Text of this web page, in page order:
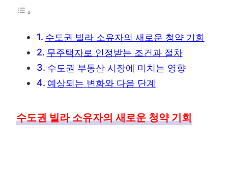
수도권 빌라 소유자의 새로운 청약 기회
무주택자로 인정받는 조건과 절차
수도권 부동산 시장에 미치는 영향
예상되는 변화와 다음 단계
수도권 빌라 소유자의 새로운 청약 기회